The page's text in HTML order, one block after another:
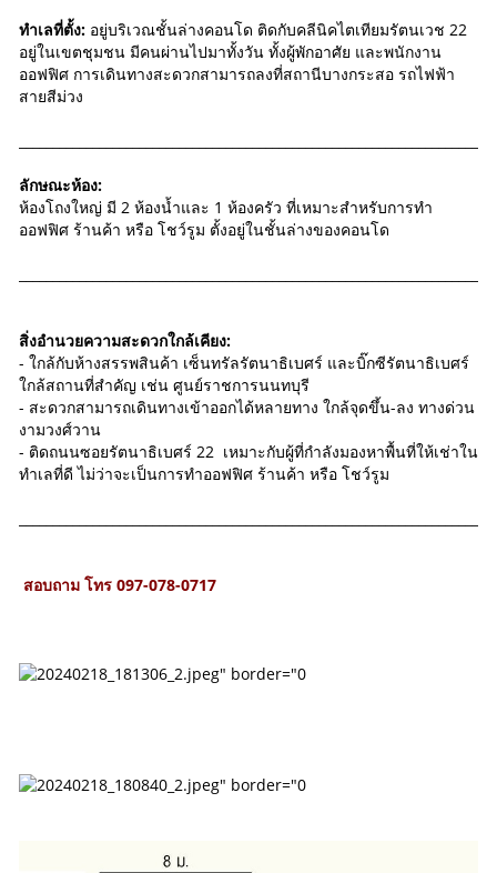
ทำเลที่ตั้ง:อยู่บริเวณชั้นล่างคอนโด ติดกับคลีนิคไตเทียมรัตนเวช 22
อยู่ในเขตชุมชน มีคนผ่านไปมาทั้งวัน ทั้งผู้พักอาศัย และพนักงาน
ออฟฟิศ การเดินทางสะดวกสามารถลงที่สถานีบางกระสอ รถไฟฟ้า
สายสีม่วง
ลักษณะห้อง:
ห้องโถงใหญ่ มี 2 ห้องน้ำและ 1 ห้องครัว ที่เหมาะสำหรับการทำ
ออฟฟิศ ร้านค้า หรือ โชว์รูม ตั้งอยู่ในชั้นล่างของคอนโด
สิ่งอำนวยความสะดวกใกล้เคียง:
- ใกล้กับห้างสรรพสินค้า เซ็นทรัลรัตนาธิเบศร์ และบิ๊กซีรัตนาธิเบศร์
ใกล้สถานที่สำคัญ เช่น ศูนย์ราชการนนทบุรี
- สะดวกสามารถเดินทางเข้าออกได้หลายทาง ใกล้จุดขึ้น-ลง ทางด่วน
งามวงศ์วาน
- ติดถนนซอยรัตนาธิเบศร์ 22 เหมาะกับผู้ที่กำลังมองหาพื้นที่ให้เช่าใน
ทำเลที่ดี ไม่ว่าจะเป็นการทำออฟฟิศ ร้านค้า หรือ โชว์รูม
สอบถาม โทร 097-078-0717